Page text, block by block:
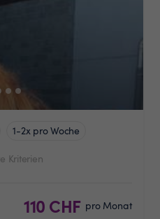
1-2x pro Woche
Kriterien
110 CHF pro Monat